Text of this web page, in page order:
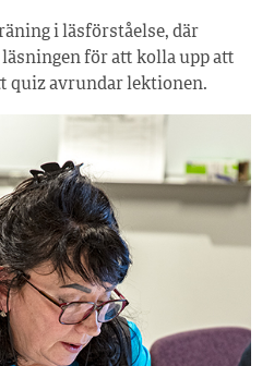
i läsförståelse, där
läsningen för att kolla upp att
quiz avrundar lektionen.